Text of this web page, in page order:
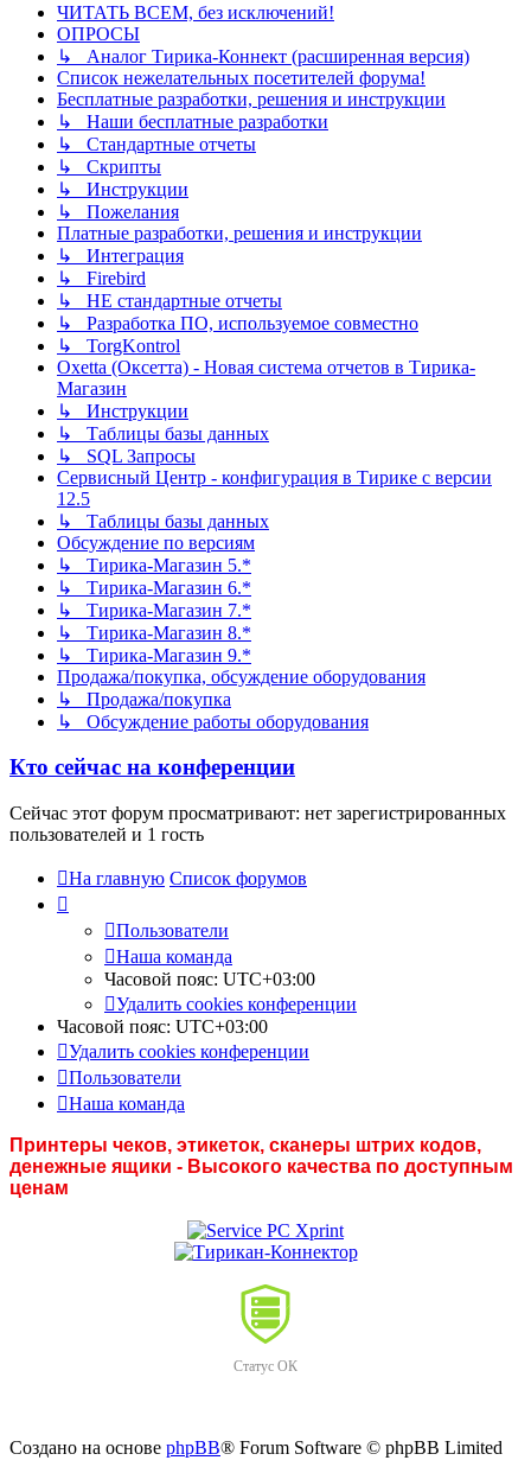
ЧИТАТЬ ВСЕМ, без исключений!
ОПРОСЫ
↳ Аналог Тирика-Коннект (расширенная версия)
Список нежелательных посетителей форума!
Бесплатные разработки, решения и инструкции
↳ Наши бесплатные разработки
↳ Стандартные отчеты
↳ Скрипты
↳ Инструкции
↳ Пожелания
Платные разработки, решения и инструкции
↳ Интеграция
↳ Firebird
↳ НЕ стандартные отчеты
↳ Разработка ПО, используемое совместно
↳ TorgKontrol
Oxetta (Оксетта) - Новая система отчетов в Тирика-
Магазин
↳ Инструкции
↳ Таблицы базы данных
↳ SQL Запросы
Сервисный Центр - конфигурация в Тирике с версии
12.5
↳ Таблицы базы данных
Обсуждение по версиям
↳ Тирика-Магазин 5.*
↳ Тирика-Магазин 6.*
↳ Тирика-Магазин 7.*
↳ Тирика-Магазин 8.*
↳ Тирика-Магазин 9.*
Продажа/покупка, обсуждение оборудования
↳ Продажа/покупка
↳ Обсуждение работы оборудования
Кто сейчас на конференции
Сейчас этот форум просматривают: нет зарегистрированных
пользователей и 1 гость
На главную Список форумов
Пользователи
Наша команда
Часовой пояс: UTC+03:00
Удалить cookies конференции
Часовой пояс: UTC+03:00
Удалить cookies конференции
Пользователи
Наша команда
Принтеры чеков, этикеток, сканеры штрих кодов,
денежные ящики - Высокого качества по доступным
ценам
Статус ОК
Создано на основе phpBB® Forum Software © phpBB Limited